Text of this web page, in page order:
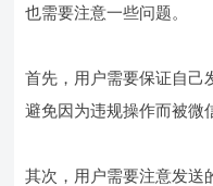
也需要注意一些问题。
首先，用户需要保证自己
避免因为违规操作而被微
其次，用户需要注意发送